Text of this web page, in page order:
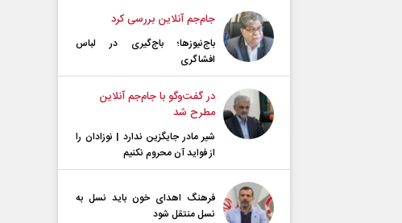
جام‌جم آنلاین بررسی کرد
باج‌نیوزها؛ باج‌گیری در لباس
افشاگری
در گفت‌و‌گو با جام‌جم آنلاین
مطرح شد
شیر مادر جایگزین ندارد | نوزادان را
از فواید آن محروم نکنیم
فرهنگ اهدای خون باید نسل به
نسل منتقل شود